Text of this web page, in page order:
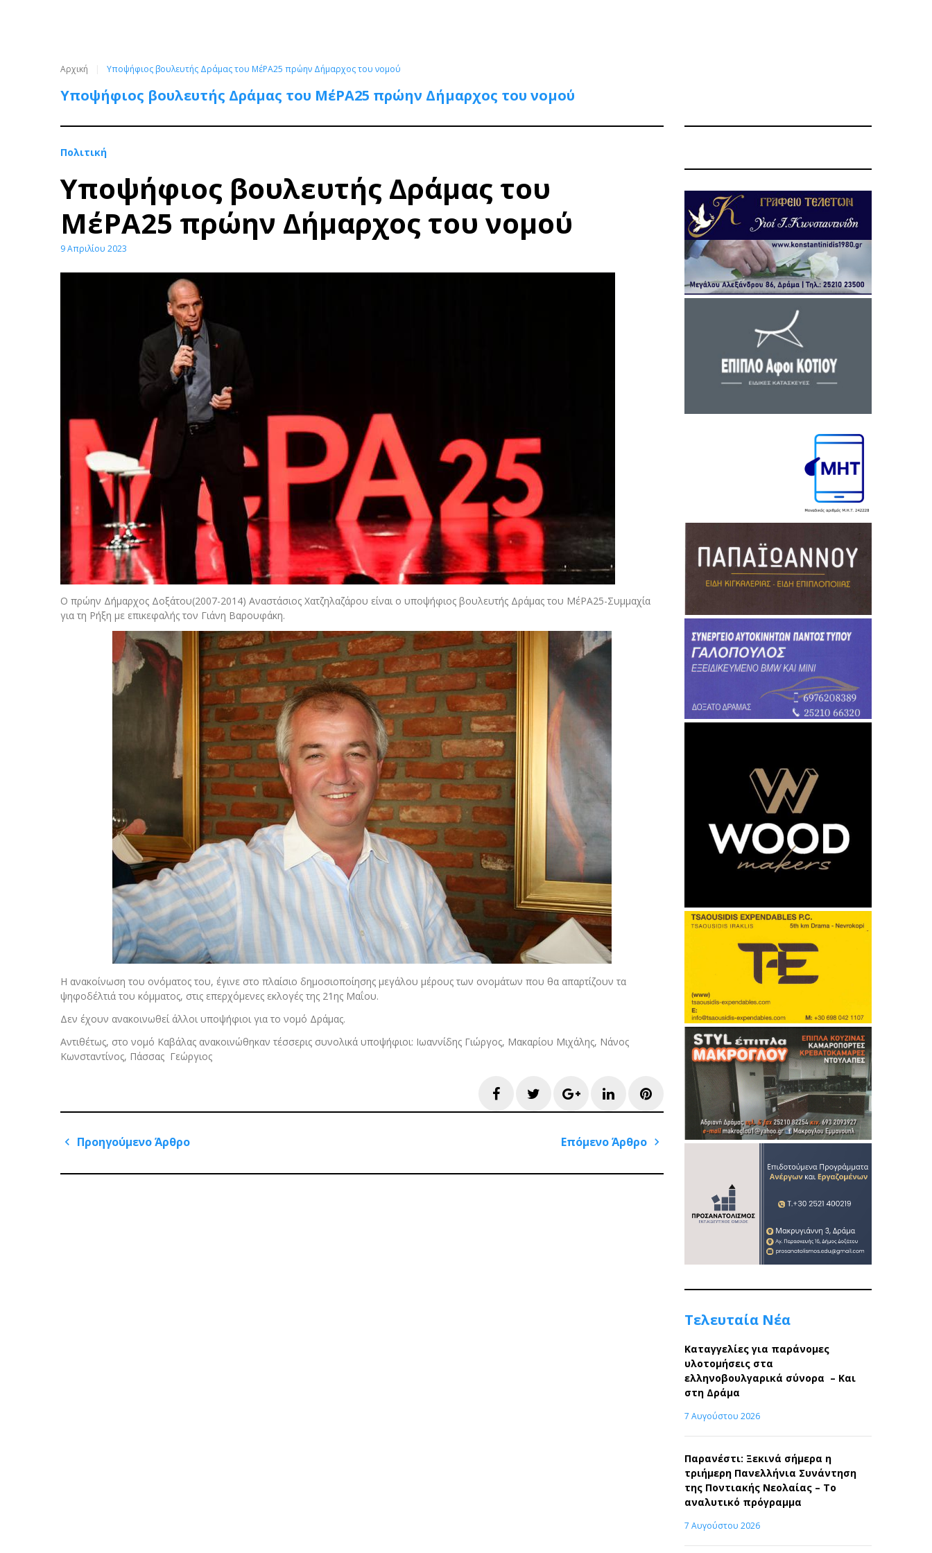
Αρχική Υποψήφιος βουλευτής Δράμας του ΜέΡΑ25 πρώην Δήμαρχος του νομού
Υποψήφιος βουλευτής Δράμας του ΜέΡΑ25 πρώην Δήμαρχος του νομού
Πολιτική
Υποψήφιος βουλευτής Δράμας του
ΜέΡΑ25 πρώην Δήμαρχος του νομού
9 Απριλίου 2023
Ο πρώην Δήμαρχος Δοξάτου(2007-2014) Αναστάσιος Χατζηλαζάρου είναι ο υποψήφιος βουλευτής Δράμας του ΜέΡΑ25-Συμμαχία
για τη Ρήξη με επικεφαλής τον Γιάνη Βαρουφάκη.
Η ανακοίνωση του ονόματος του, έγινε στο πλαίσιο δημοσιοποίησης μεγάλου μέρους των ονομάτων που θα απαρτίζουν τα
ψηφοδέλτιά του κόμματος, στις επερχόμενες εκλογές της 21ης Μαΐου.
Δεν έχουν ανακοινωθεί άλλοι υποψήφιοι για το νομό Δράμας.
Αντιθέτως, στο νομό Καβάλας ανακοινώθηκαν τέσσερις συνολικά υποψήφιοι: Ιωαννίδης Γιώργος, Μακαρίου Μιχάλης, Νάνος
Κωνσταντίνος, Πάσσας Γεώργιος
FacebookTwitterGoogle+LinkedInPinterest
Πλοήγηση
άρθρων
Προηγούμενο Άρθρο
Επόμενο Άρθρο
Τελευταία Νέα
Καταγγελίες για παράνομες
υλοτομήσεις στα
ελληνοβουλγαρικά σύνορα – Και
στη Δράμα
7 Αυγούστου 2026
Παρανέστι: Ξεκινά σήμερα η
τριήμερη Πανελλήνια Συνάντηση
της Ποντιακής Νεολαίας – Το
αναλυτικό πρόγραμμα
7 Αυγούστου 2026